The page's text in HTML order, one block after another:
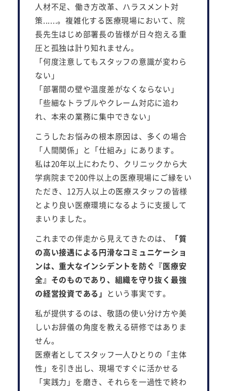
人材不足、働き方改革、ハラスメント対
策......。複雑化する医療現場において、院
長先生はじめ部署長の皆様が日々抱える重
圧と孤独は計り知れません。
「何度注意してもスタッフの意識が変わら
ない」
「部署間の壁や温度差がなくならない」
「些細なトラブルやクレーム対応に追わ
れ、本来の業務に集中できない」
こうしたお悩みの根本原因は、多くの場合
「人間関係」と「仕組み」にあります。
私は20年以上にわたり、クリニックから大
学病院まで200件以上の医療現場にご縁をい
ただき、12万人以上の医療スタッフの皆様
とより良い医療環境になるように支援して
まいりました。
これまでの伴走から見えてきたのは、
「質
の高い接遇による円滑なコミュニケーショ
ンは、重大なインシデントを防ぐ『医療安
全』そのものであり、組織を守り抜く最強
の経営投資である」 という事実です。
私が提供するのは、敬語の使い分け方や美
しいお辞儀の角度を教える研修ではありま
せん。
医療者としてスタッフ一人ひとりの「主体
性」を引き出し、現場ですぐに活かせる
「実践力」を磨き、それらを一過性で終わ